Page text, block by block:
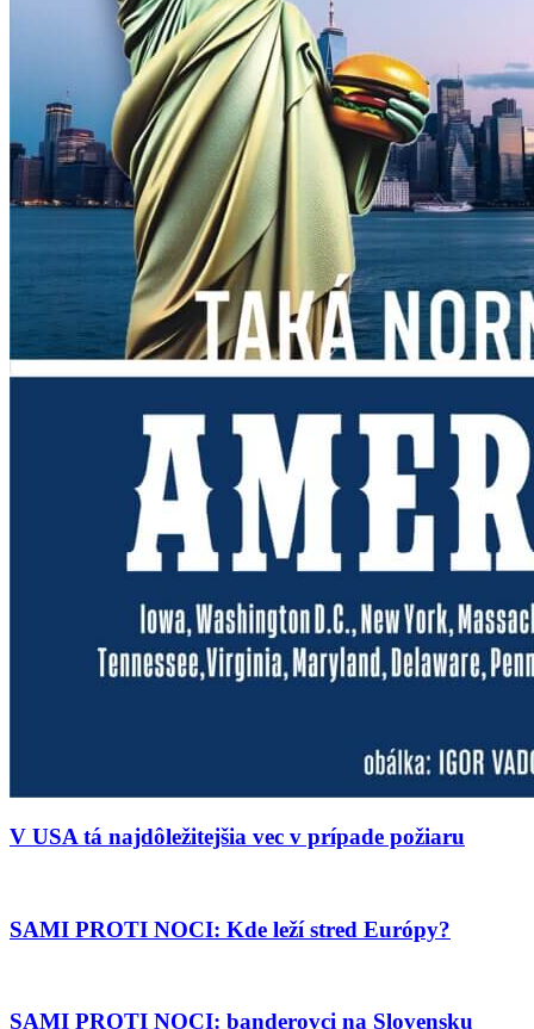
V USA tá najdôležitejšia vec v prípade požiaru
SAMI PROTI NOCI: Kde leží stred Európy?
SAMI PROTI NOCI: banderovci na Slovensku